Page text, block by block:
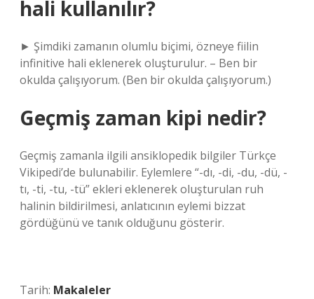
hali kullanılır?
► Şimdiki zamanın olumlu biçimi, özneye fiilin
infinitive hali eklenerek oluşturulur. – Ben bir
okulda çalışıyorum. (Ben bir okulda çalışıyorum.)
Geçmiş zaman kipi nedir?
Geçmiş zamanla ilgili ansiklopedik bilgiler Türkçe
Vikipedi’de bulunabilir. Eylemlere “-dı, -di, -du, -dü, -
tı, -ti, -tu, -tü” ekleri eklenerek oluşturulan ruh
halinin bildirilmesi, anlatıcının eylemi bizzat
gördüğünü ve tanık olduğunu gösterir.
Tarih: Makaleler